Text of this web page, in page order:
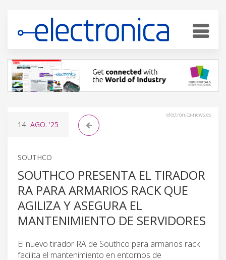
electronica-news.es
14 AGO. '25
SOUTHCO
SOUTHCO PRESENTA EL TIRADOR
RA PARA ARMARIOS RACK QUE
AGILIZA Y ASEGURA EL
MANTENIMIENTO DE SERVIDORES
El nuevo tirador RA de Southco para armarios rack
facilita el mantenimiento en entornos de